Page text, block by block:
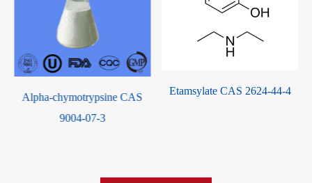
Etamsylate CAS 2624-44-4
Dabigatran Etexilate CAS